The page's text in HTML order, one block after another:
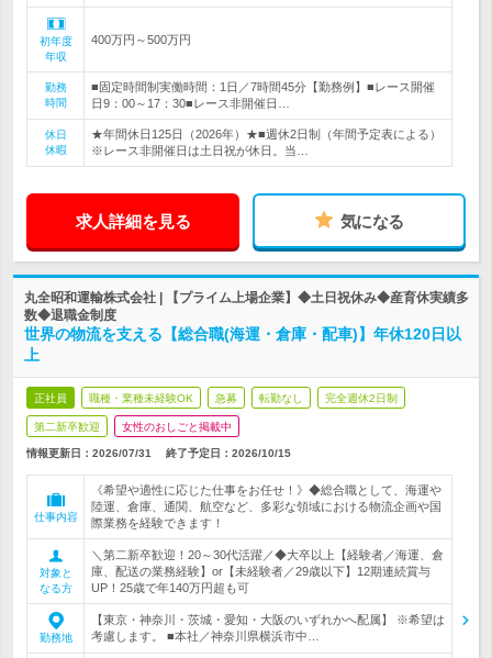
初年度
年収
400万円～500万円
勤務
時間
■固定時間制実働時間：1日／7時間45分【勤務例】■レース開催
日9：00～17：30■レース非開催日…
休日
休暇
★年間休日125日（2026年）★■週休2日制（年間予定表による）
※レース非開催日は土日祝が休日。当…
求人詳細を見る 気になる
丸全昭和運輸株式会社 | 【プライム上場企業】◆土日祝休み◆産育休実績多
数◆退職金制度
世界の物流を支える【総合職(海運・倉庫・配車)】年休120日以
上
正社員 職種・業種未経験OK 急募 転勤なし 完全週休2日制
第二新卒歓迎 女性のおしごと掲載中
情報更新日：2026/07/31 終了予定日： 2026/10/15
仕事内容
《希望や適性に応じた仕事をお任せ！》◆総合職として、海運や
陸運、倉庫、通関、航空など、多彩な領域における物流企画や国
際業務を経験できます！
対象と
なる方
＼第二新卒歓迎！20～30代活躍／◆大卒以上【経験者／海運、倉
庫、配送の業務経験】or【未経験者／29歳以下】12期連続賞与
UP！25歳で年140万円超も可
勤務地
【東京・神奈川・茨城・愛知・大阪のいずれかへ配属】 ※希望は
考慮します。 ■本社／神奈川県横浜市中…